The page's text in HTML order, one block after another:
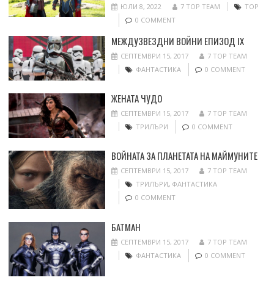
ЮЛИ 8, 2022 7 TOP TEAM
ТОР
0 COMMENT
МЕЖДУЗВЕЗДНИ ВОЙНИ ЕПИЗОД IX
СЕПТЕМВРИ 15, 2017
7 TOP TEAM
ФАНТАСТИКА
0 COMMENT
ЖЕНАТА ЧУДО
СЕПТЕМВРИ 15, 2017
7 TOP TEAM
ТРИЛЪРИ
0 COMMENT
ВОЙНАТА ЗА ПЛАНЕТАТА НА МАЙМУНИТЕ
СЕПТЕМВРИ 15, 2017
7 TOP TEAM
ТРИЛЪРИ, ФАНТАСТИКА
0 COMMENT
БАТМАН
СЕПТЕМВРИ 15, 2017
7 TOP TEAM
ФАНТАСТИКА
0 COMMENT